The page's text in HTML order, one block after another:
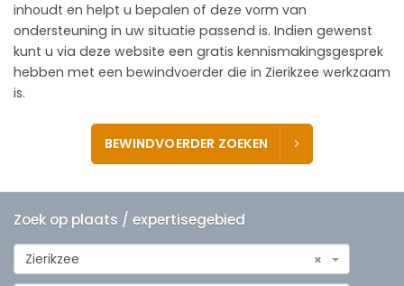
CONTACT
inhoudt en helpt u bepalen of deze vorm van
ondersteuning in uw situatie passend is. Indien gewenst
kunt u via deze website een gratis kennismakingsgesprek
hebben met een bewindvoerder die in Zierikzee werkzaam
is.
BEWINDVOERDER ZOEKEN
Zoek op plaats / expertisegebied
×
Zierikzee